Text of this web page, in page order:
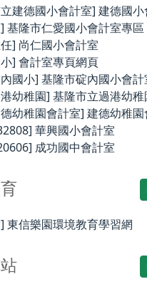
建德國小會計室] 建德國小
基隆市仁愛國小會計室專區
] 尚仁國小會計室
] 會計室專頁網頁
國小] 基隆市碇內國小會計
幼稚園] 基隆市立過港幼
幼稚園會計室] 建德幼稚園
華興國小會計室
成功國中會計室
東信樂園環境教育學習網